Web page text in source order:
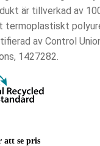
är tillverkad av
termoplastiskt
av Control
1427282.
att se pris